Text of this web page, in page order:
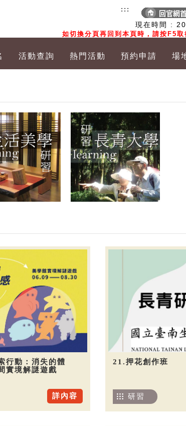
現在時間 :
如切換分頁再回到本頁時，請按F5
:::
活動查詢 熱門活動 預約申請 場
行動：消失的體
實境解謎遊戲
詳內容
21.押花創作班
研習